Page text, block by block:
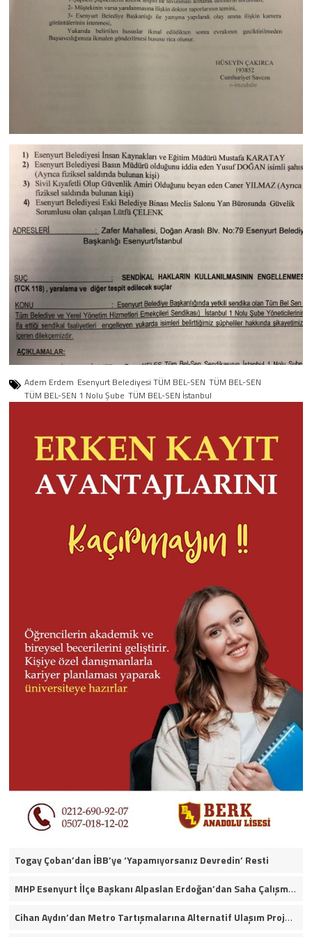
Adem Erdem Esenyurt Belediyesi TÜM BEL-SEN TÜM BEL-SEN
TÜM BEL-SEN 1 Nolu Şube TÜM BEL-SEN İstanbul
Togay Çoban’dan İBB’ye ‘Yapamıyorsanız Devredin’ Resti
MHP Esenyurt İlçe Başkanı Alpaslan Erdoğan’dan Saha Çalışmaları ve Yerel Gündeme İlişkin Açıklamalar
Cihan Aydın’dan Metro Tartışmalarına Alternatif Ulaşım Projesi